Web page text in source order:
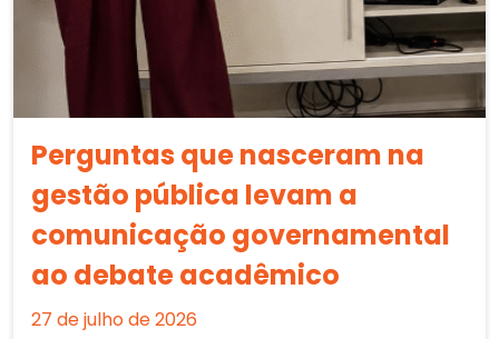
Perguntas que nasceram na
gestão pública levam a
comunicação governamental
ao debate acadêmico
27 de julho de 2026